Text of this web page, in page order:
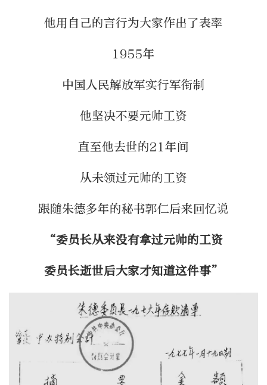
他用自己的言行为大家作出了表率
1955年
中国人民解放军实行军衔制
他坚决不要元帅工资
直至他去世的21年间
从未领过元帅的工资
跟随朱德多年的秘书郭仁后来回忆说
“委员长从来没有拿过元帅的工资
委员长逝世后大家才知道这件事”